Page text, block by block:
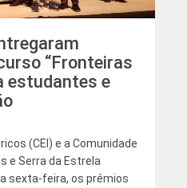
“Fronteiras
estudantes e
(CEI) e a Comunidade
e Serra da Estrela
sexta-feira, os prémios